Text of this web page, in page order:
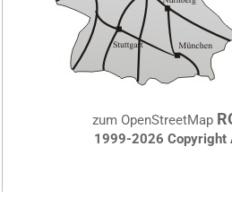
zum OpenStreetMap
1999-2026 Copyright